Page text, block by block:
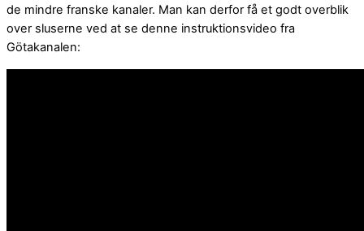
de mindre franske kanaler. Man kan derfor få et godt overblik
over sluserne ved at se denne instruktionsvideo fra
Götakanalen: